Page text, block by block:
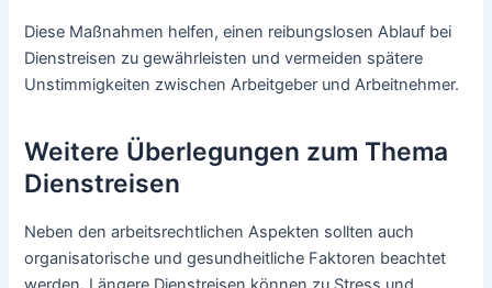
Diese Maßnahmen helfen, einen reibungslosen Ablauf bei
Dienstreisen zu gewährleisten und vermeiden spätere
Unstimmigkeiten zwischen Arbeitgeber und Arbeitnehmer.
Weitere Überlegungen zum Thema
Dienstreisen
Neben den arbeitsrechtlichen Aspekten sollten auch
organisatorische und gesundheitliche Faktoren beachtet